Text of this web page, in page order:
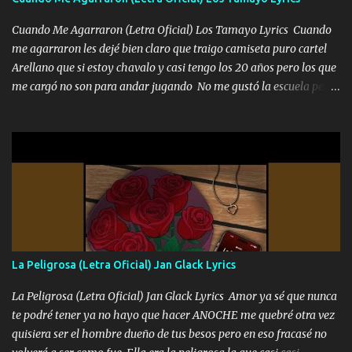
Cuando Me Agarraron (Letra Oficial) Los Tamayo Lyrics Cuando
me agarraron les dejé bien claro que traigo camiseta puro cartel
Arellano que si estoy chavalo y casi tengo los 20 años pero los que
me cargó no son para andar jugando No me gustó la escuela pero
Yo Soy El De Las Pacas Sobrino Del Brazo Armad0 Con mi Glock
fajado y mi R terciado me van a ver allá por TJ para un licenciado
mando un abrazo andamos al cien Choritas también Música
Ando en la colonia bien acelerado traigo un M2 que nunca me ha
fallado para mi compadre mandó un fuerte abrazo también al
Especial sabe que lo apreciamos En los mejores antros me verán
tomando con mujeres hermosas y botellas destapando siempre
bien cuidado bien atrabancado y a los que me conocen ya saben de
lo que hablo Entre lob...
La Peligrosa (Letra Oficial) Jan Glack Lyrics
La Peligrosa (Letra Oficial) Jan Glack Lyrics Amor ya sé que nunca
te podré tener ya no hayo que hacer ANOCHE me quebré otra vez
quisiera ser el hombre dueño de tus besos pero en eso fracasé no